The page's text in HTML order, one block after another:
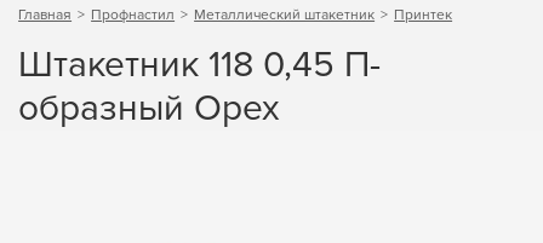
Главная Профнастил Металлический штакетник Принтек
Штакетник 118 0,45 П-
образный Орех